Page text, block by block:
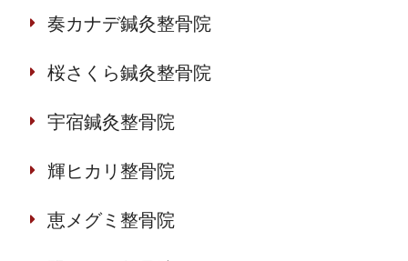
奏カナデ鍼灸整骨院
桜さくら鍼灸整骨院
宇宿鍼灸整骨院
輝ヒカリ整骨院
恵メグミ整骨院